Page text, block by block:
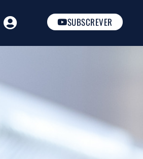
SUBSCREVER